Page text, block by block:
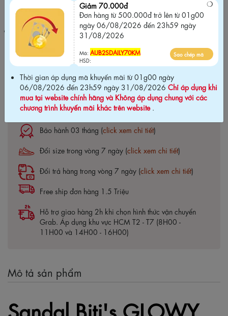
HSD:
Thời gian áp dụng mã khuyến mãi từ 01g00 ngày 06/08/2026
đến 23h59 ngày 31/08/2026Chỉ áp dụng khi mua tại website
chính hãng và Không áp dụng chung với các chương trình khuyến
mãi khác trên website.
Cam kết chính hãng Biti's100%
Bảo hành 03 tháng (click xem chi tiết)
Đổi size trong vòng 7 ngày (click xem chi tiết)
Đổi trả hàng trong vòng 7 ngày (click xem chi tiết)
Free ship đơn hàng 1.5 Triệu
Hỗ trợ giao hàng 2h khi chọn hình thức vận chuyển
Grab. Áp dụng khu vực HCM T2 - T7 (8H00 -
11H00 và 14H00 - 16H00)
Mô tả sản phẩm
Sandal Biti's GLOWY
Giảm 70.000đ
Đơn hàng từ 500.000đ trở lên từ 01g00
ngày 06/08/2026 đến 23h59 ngày
31/08/2026
Mã: AUB2SDAILY70KM
HSD:
Sao chép mã
Thời gian áp dụng mã khuyến mãi từ 01g00 ngày
06/08/2026 đến 23h59 ngày 31/08/2026 Chỉ áp dụng khi
mua tại website chính hãng và Không áp dụng chung với các
chương trình khuyến mãi khác trên website